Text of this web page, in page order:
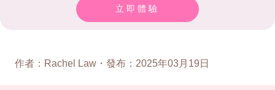
立即體驗
作者 ： Rachel Law ・ 發布 ： 2025年03月19日